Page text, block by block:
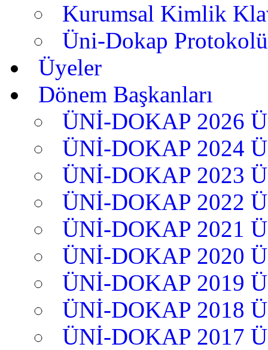
Kurumsal Kimlik
Üni-Dokap Protokolü
Üyeler
Dönem Başkanları
ÜNİ-DOKAP 2026
ÜNİ-DOKAP 2024
ÜNİ-DOKAP 2023
ÜNİ-DOKAP 2022
ÜNİ-DOKAP 2021
ÜNİ-DOKAP 2020
ÜNİ-DOKAP 2019
ÜNİ-DOKAP 2018
ÜNİ-DOKAP 2017